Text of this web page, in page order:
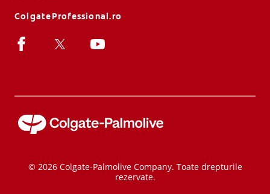
ColgateProfessional.ro
© 2026 Colgate-Palmolive Company. Toate drepturile
rezervate.